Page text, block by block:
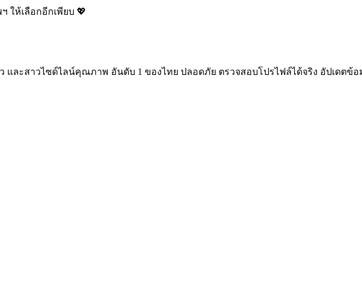
ฯ ให้เลือกอีกเพียบ 💖
และสาวไซด์ไลน์คุณภาพ อันดับ 1 ของไทย ปลอดภัย ตรวจสอบโปรไฟล์ได้จริง อัปเดตข้